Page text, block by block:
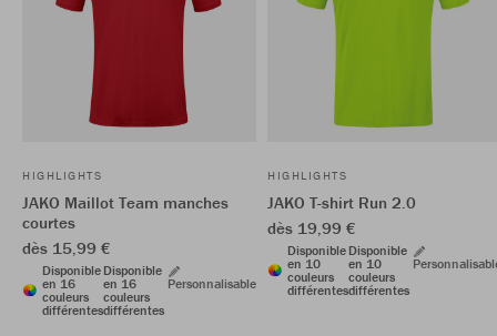
HIGHLIGHTS
JAKO Maillot Team manches
courtes
dès 15,99 €
Disponible
en 16
couleurs
différentes
Disponible
en 16
couleurs
différentes
Personnalisable
HIGHLIGHTS
JAKO T-shirt Run 2.0
dès 19,99 €
Disponible
en 10
couleurs
différentes
Disponible
en 10
couleurs
différentes